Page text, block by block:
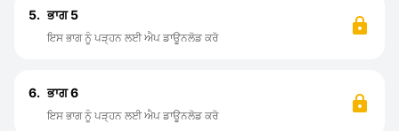
5. ਭਾਗ 5
ਇਸ ਭਾਗ ਨੂੰ ਪੜ੍ਹਨ ਲਈ ਐਪ ਡਾਊਨਲੋਡ ਕਰੋ
6. ਭਾਗ 6
ਇਸ ਭਾਗ ਨੂੰ ਪੜ੍ਹਨ ਲਈ ਐਪ ਡਾਊਨਲੋਡ ਕਰੋ